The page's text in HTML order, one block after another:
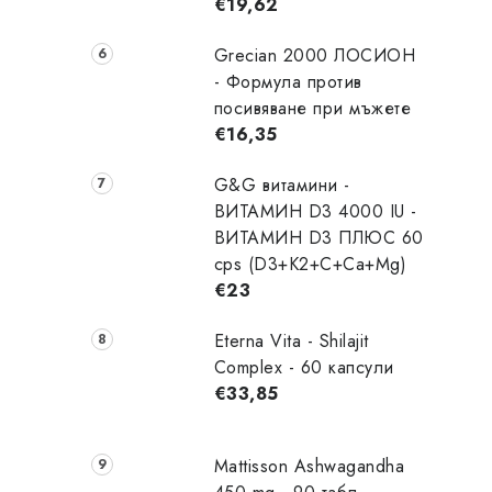
Grecian 2000 ЛОСИОН
- Формула против
посивяване при мъжете
€16,35
G&G витамини -
ВИТАМИН D3 4000 IU -
ВИТАМИН D3 ПЛЮС 60
cps (D3+K2+C+Ca+Mg)
€23
Eterna Vita - Shilajit
Complex - 60 капсули
€33,85
Mattisson Ashwagandha